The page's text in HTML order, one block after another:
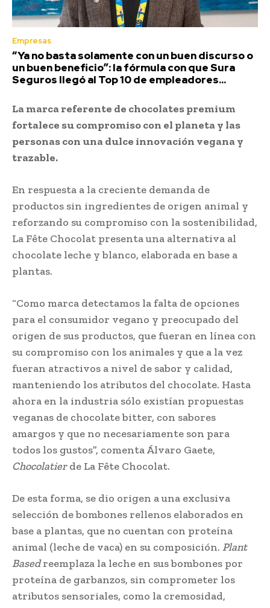
Empresas
“Ya no basta solamente con un buen discurso o
un buen beneficio”: la fórmula con que Sura
Seguros llegó al Top 10 de empleadores...
La marca referente de chocolates premium
fortalece su compromiso con el planeta y las
personas con una dulce innovación vegana y
trazable.
En respuesta a la creciente demanda de
productos sin ingredientes de origen animal y
reforzando su compromiso con la sostenibilidad,
La Fête Chocolat presenta una alternativa al
chocolate leche y blanco, elaborada en base a
plantas.
“Como marca detectamos la falta de opciones
para el consumidor vegano y preocupado del
origen de sus productos, que fueran en línea con
su compromiso con los animales y que a la vez
fueran atractivos a nivel de sabor y calidad,
manteniendo los atributos del chocolate. Hasta
ahora en la industria sólo existían propuestas
veganas de chocolate bitter, con sabores
amargos y que no necesariamente son para
todos los gustos”, comenta Álvaro Gaete,
Chocolatierde La Fête Chocolat.
De esta forma, se dio origen a una exclusiva
selección de bombones rellenos elaborados en
base a plantas, que no cuentan con proteína
animal (leche de vaca) en su composición. Plant
Basedreemplaza la leche en sus bombones por
proteína de garbanzos, sin comprometer los
atributos sensoriales, como la cremosidad,